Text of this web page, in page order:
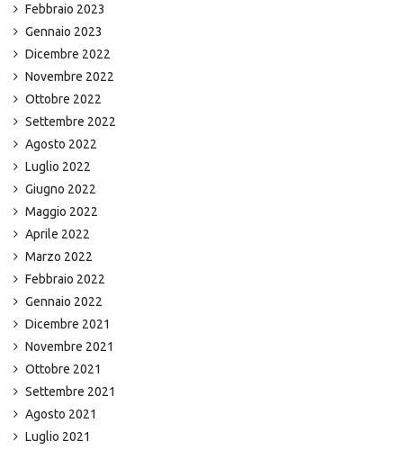
Febbraio 2023
Gennaio 2023
Dicembre 2022
Novembre 2022
Ottobre 2022
Settembre 2022
Agosto 2022
Luglio 2022
Giugno 2022
Maggio 2022
Aprile 2022
Marzo 2022
Febbraio 2022
Gennaio 2022
Dicembre 2021
Novembre 2021
Ottobre 2021
Settembre 2021
Agosto 2021
Luglio 2021